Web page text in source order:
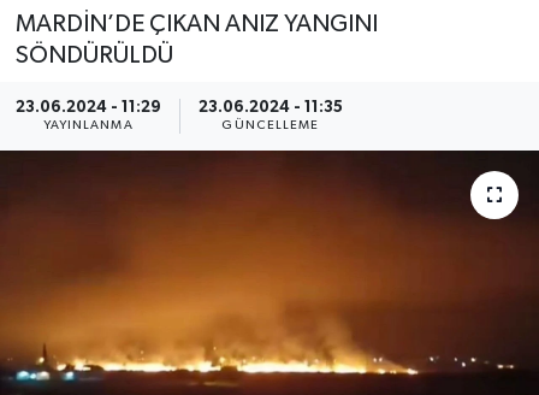
MARDİN’DE ÇIKAN ANIZ YANGINI
SÖNDÜRÜLDÜ
23.06.2024 - 11:29
YAYINLANMA
23.06.2024 - 11:35
GÜNCELLEME
Bölge
Advertising news
Dış Haberler
Dünya
Son Dakika Haberleri
Haber Arşivi